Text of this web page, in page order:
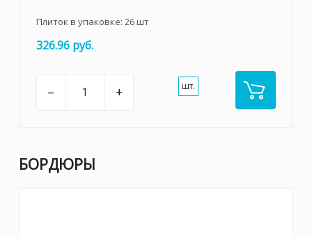
Плиток в упаковке: 26шт
326.96 руб.
– + шт.
БОРДЮРЫ